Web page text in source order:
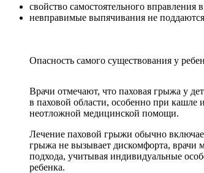
свойство самостоятельного
невправимые выпячивания не
Опасность самого существования у
Врачи отмечают, что паховая грыжа у
в паховой области, особенно при
неотложной медицинской помощи.
Лечение паховой грыжи обычно
грыжа не вызывает дискомфорта, врачи
подхода, учитывая индивидуальные
ребенка.